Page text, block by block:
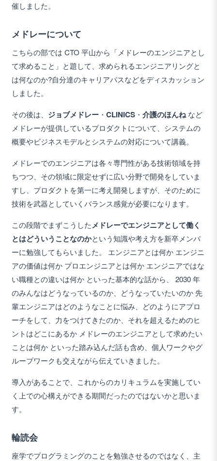
催しました。
メドレーについて
こちらの部では CTO 平山から「メドレーのエンジニアとし
て求めること」と題して、求められるエンジニアリングと
は何なのか?自分達のキャリアパスなどをディスカッション
しました。
その後は、 ジョブメドレー ・ CLINICS ・ 介護のほんね など
メドレーが提供しているプロダクトについて、システムの
概要やビジネスモデルとシステムの対応について講義。
メドレーでのエンジニアは各々専門性がある技術領域を持
ちつつ、その領域に限定せずに広い分野で開発をしていま
すし、プロダクトを第一に考え開発しますが、そのために
技術を武器としていくバランス感覚が必要になります。
この段階でまずこうしたメドレーでエンジニアとして働く
とはどういうことなのかという知識や考え方を新卒メンバ
ーに勉強してもらいました。 エンジニアとは何か エンジニ
アの価値は何か プロエンジニアとは何か エンジニアではな
い職種との違いは何か といった基本的な話から、 2030 年
のみんなはどうなっているのか、どうなっていたいのか 先
輩エンジニアはどのようなことに悩み、どのようにアプロ
ーチをして、力をつけてきたのか、それを超えるためのヒ
ントはどこにあるか メドレーのエンジニアとして求めたい
ことは何か といった踏み込んだ話も含め、個人ワークやグ
ループワークも交えながら伝えていきました。
導入があることで、これからのカリキュラムを実施してい
く上での心構えができる期間だったのではないかと思いま
す。
輪読会
座学でプログラミングのことを勉強させるのではなく、主